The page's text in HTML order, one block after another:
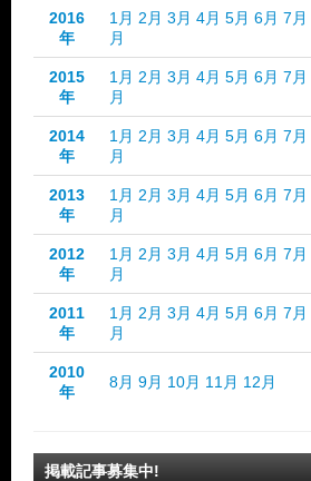
2016
年
1月 2月 3月 4月 5月 6月 7月
月
2015
年
1月 2月 3月 4月 5月 6月 7月
月
2014
年
1月 2月 3月 4月 5月 6月 7月
月
2013
年
1月 2月 3月 4月 5月 6月 7月
月
2012
年
1月 2月 3月 4月 5月 6月 7月
月
2011
年
1月 2月 3月 4月 5月 6月 7月
月
2010
年
8月 9月 10月 11月 12月
掲載記事募集中!